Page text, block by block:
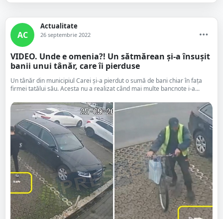
AC
Actualitate
26 septembrie 2022
VIDEO. Unde e omenia?! Un sătmărean și-a însușit
banii unui tânăr, care îi pierduse
Un tânăr din municipiul Carei și-a pierdut o sumă de bani chiar în fața
firmei tatălui său. Acesta nu a realizat când mai multe bancnote i-a...